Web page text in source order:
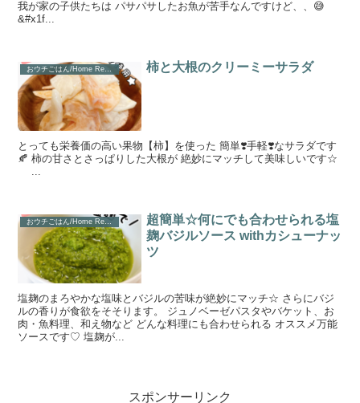
我が家の子供たちは パサパサしたお魚が苦手なんですけど、、😅
&#x1f...
柿と大根のクリーミーサラダ
とっても栄養価の高い果物【柿】を使った 簡単❣️手軽❣️なサラダです
🍂 柿の甘さとさっぱりした大根が 絶妙にマッチして美味しいです☆
おウチごはん/Home Recipe
超簡単☆何にでも合わせられる塩
麹バジルソース withカシューナッ
ツ
塩麹のまろやかな塩味とバジルの苦味が絶妙にマッチ☆ さらにバジ
ルの香りが食欲をそそります。 ジュノベーゼパスタやバケット、お
肉・魚料理、和え物など どんな料理にも合わせられる オススメ万能
ソースです♡ 塩麹が...
スポンサーリンク